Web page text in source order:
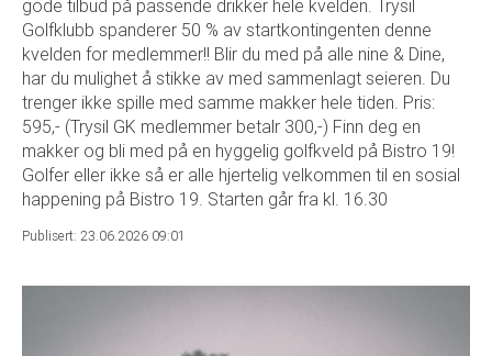
gode tilbud på passende drikker hele kvelden. Trysil
Golfklubb spanderer 50 % av startkontingenten denne
kvelden for medlemmer!! Blir du med på alle nine & Dine,
har du mulighet å stikke av med sammenlagt seieren. Du
trenger ikke spille med samme makker hele tiden. Pris:
595,- (Trysil GK medlemmer betalr 300,-) Finn deg en
makker og bli med på en hyggelig golfkveld på Bistro 19!
Golfer eller ikke så er alle hjertelig velkommen til en sosial
happening på Bistro 19. Starten går fra kl. 16.30
Publisert: 23.06.2026 09:01